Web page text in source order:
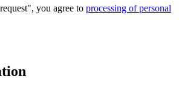
you agree to processing of personal